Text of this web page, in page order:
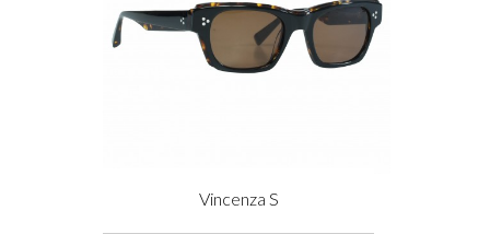
Vincenza S
Prix